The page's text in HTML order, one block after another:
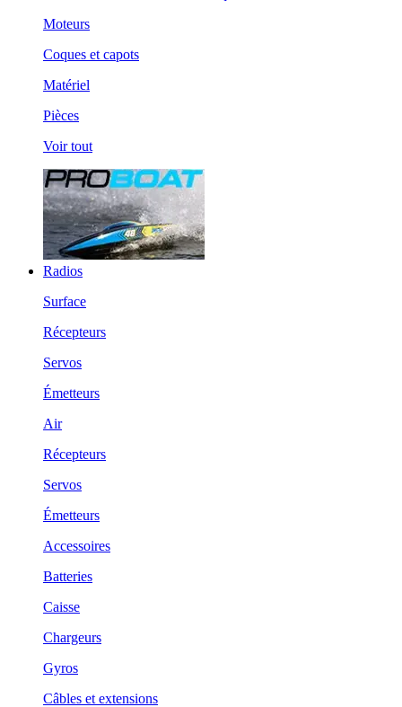
Moteurs
Coques et capots
Matériel
Pièces
Voir tout
Radios
Surface
Récepteurs
Servos
Émetteurs
Air
Récepteurs
Servos
Émetteurs
Accessoires
Batteries
Caisse
Chargeurs
Gyros
Câbles et extensions